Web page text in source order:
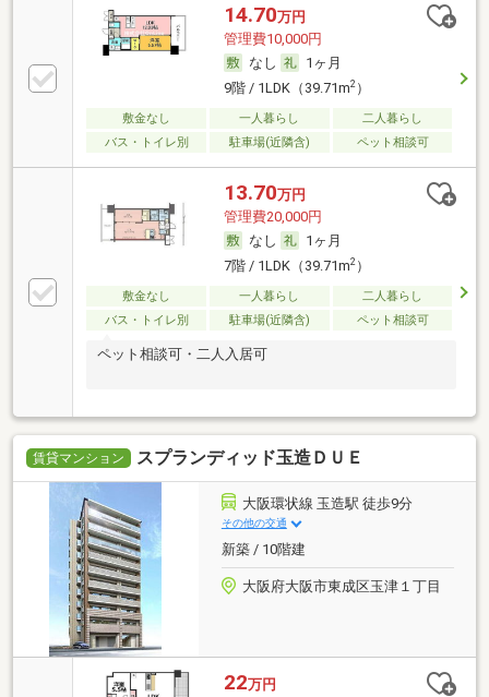
14.70万円
管理費10,000円
なし
1ヶ月
9階 / 1LDK（39.71m2）
敷金なし 一人暮らし
二人暮らし
バス・トイレ別
駐車場(近隣含) ペット相談可
13.70万円
管理費20,000円
なし
1ヶ月
7階 / 1LDK（39.71m2）
敷金なし 一人暮らし
二人暮らし
バス・トイレ別
駐車場(近隣含) ペット相談可
ペット相談可・二人入居可
賃貸マンション スプランディッド玉造ＤＵＥ
大阪環状線 玉造駅 徒歩9分
その他の交通
新築 / 10階建
大阪府大阪市東成区玉津１丁目
22万円